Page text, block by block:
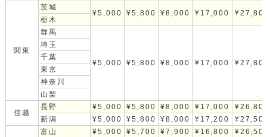
関東
茨城
¥5,000 ¥5,800 ¥8,000 ¥17,000
栃木
群馬
¥5,000 ¥5,800 ¥8,000 ¥17,000
埼玉
千葉
東京
神奈川
山梨
信越
長野 ¥5,000 ¥5,800 ¥8,000 ¥17,000
新潟
¥5,000 ¥5,800 ¥8,000 ¥17,200
富山 ¥5,000 ¥5,700 ¥7,900 ¥16,800